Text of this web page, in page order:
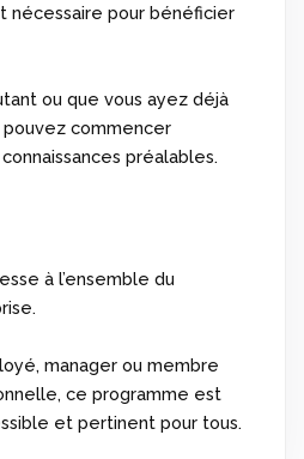
nécessaire pour bénéficier
ou que vous ayez déjà
pouvez commencer
préalables.
à l’ensemble du
manager ou membre
ce programme est
et pertinent pour tous.